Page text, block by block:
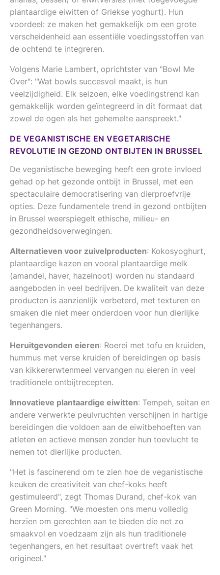
plantaardige eiwitten of Griekse yoghurt). Hun
voordeel: ze maken het gemakkelijk om een grote
verscheidenheid aan essentiële voedingsstoffen van
de ochtend te integreren.
Volgens Marie Lambert, oprichtster van "Bowl Me
Over": "Wat bowls succesvol maakt, is hun
veelzijdigheid. Elk seizoen, elke voedingstrend kan
gemakkelijk worden geïntegreerd in dit formaat dat
zowel de ogen als het gehemelte aanspreekt."
DE VEGANISTISCHE EN VEGETARISCHE
REVOLUTIE IN GEZOND ONTBIJTEN IN BRUSSEL
De veganistische beweging heeft een grote invloed
gehad op het gezonde ontbijt in Brussel, met een
spectaculaire democratisering van dierproefvrije
opties. Deze fundamentele trend in gezond ontbijten
in Brussel weerspiegelt ethische, milieu- en
gezondheidsoverwegingen.
Alternatieven voor zuivelproducten: Kokosyoghurt,
plantaardige kazen en vooral plantaardige melk
(amandel, haver, hazelnoot) worden nu standaard
aangeboden in veel bedrijven. De kwaliteit van deze
producten is aanzienlijk verbeterd, met texturen en
smaken die niet meer onderdoen voor hun dierlijke
tegenhangers.
Heruitgevonden eieren: Roerei met tofu en kruiden,
hummus met verse kruiden of bereidingen op basis
van kikkererwtenmeel vervangen nu eieren in veel
traditionele ontbijtrecepten.
Innovatieve plantaardige eiwitten: Tempeh, seitan en
andere verwerkte peulvruchten verschijnen in hartige
bereidingen die voldoen aan de eiwitbehoeften van
atleten en actieve mensen zonder hun toevlucht te
nemen tot dierlijke producten.
"Het is fascinerend om te zien hoe de veganistische
keuken de creativiteit van chef-koks heeft
gestimuleerd", zegt Thomas Durand, chef-kok van
Green Morning. "We moesten ons menu volledig
herzien om gerechten aan te bieden die net zo
smaakvol en voedzaam zijn als hun traditionele
tegenhangers, en het resultaat overtreft vaak het
origineel."